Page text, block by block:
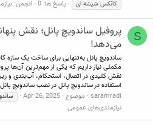
کانکس شیشه ای
پاسخ ها: 0 انجمن:
S
پروفیل ساندویچ پانل؛ نقش
می‌دهد!
ساندویچ پانل به‌تنهایی برای ساخت یک سازه
مکملی نیاز داریم که یکی از مهم‌ترین آن‌ها
نقش کلیدی در اتصال، استحکام، آب‌بندی و
استفاده در ساندویچ پانل در نصب ساندویچ
saramradi موضوع Apr 26, 2025
نیازمندی‌های عمومی